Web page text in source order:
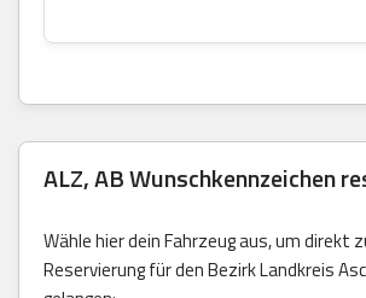
ALZ, AB Wunschkennzeichen
Wähle hier dein Fahrzeug aus, um direkt
Reservierung für den Bezirk Landkreis